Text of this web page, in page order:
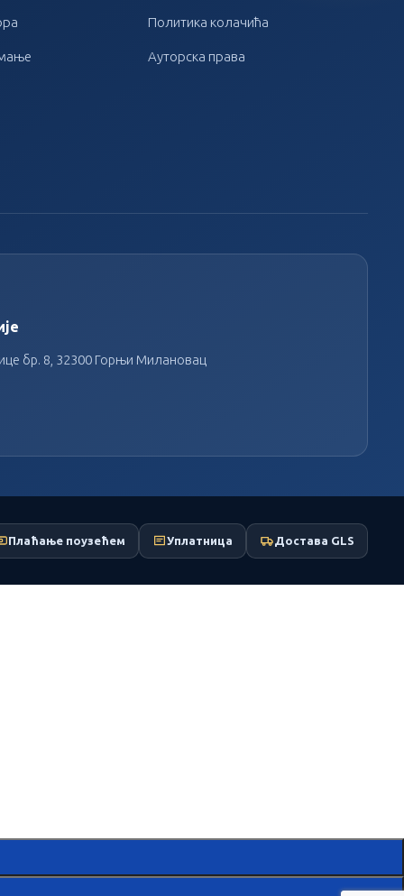
Политика колачића
Ауторска права
бр. 8, 32300 Горњи Милановац
Плаћање поузећем Уплатница Достава GLS
by touch or with swipe gestures.